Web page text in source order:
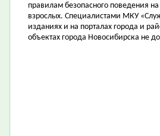
правилам безопасного поведения
взрослых. Специалистами МКУ
изданиях и на порталах города и
объектах города Новосибирска не